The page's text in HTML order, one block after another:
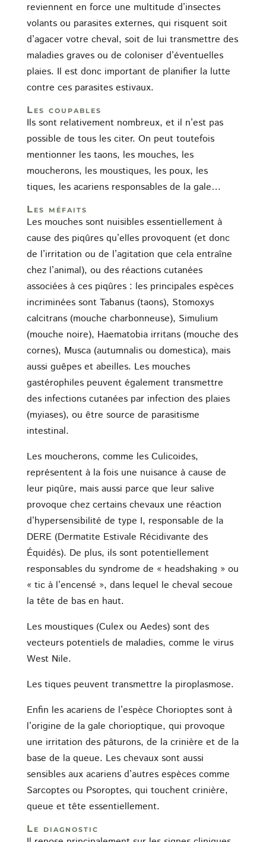
reviennent en force une multitude d’insectes
volants ou parasites externes, qui risquent soit
d’agacer votre cheval, soit de lui transmettre des
maladies graves ou de coloniser d’éventuelles
plaies. Il est donc important de planifier la lutte
contre ces parasites estivaux.
Les coupables
Ils sont relativement nombreux, et il n’est pas
possible de tous les citer. On peut toutefois
mentionner les taons, les mouches, les
moucherons, les moustiques, les poux, les
tiques, les acariens responsables de la gale…
Les méfaits
Les mouches sont nuisibles essentiellement à
cause des piqûres qu’elles provoquent (et donc
de l’irritation ou de l’agitation que cela entraîne
chez l’animal), ou des réactions cutanées
associées à ces piqûres : les principales espèces
incriminées sont Tabanus (taons), Stomoxys
calcitrans (mouche charbonneuse), Simulium
(mouche noire), Haematobia irritans (mouche des
cornes), Musca (autumnalis ou domestica), mais
aussi guêpes et abeilles. Les mouches
gastérophiles peuvent également transmettre
des infections cutanées par infection des plaies
(myiases), ou être source de parasitisme
intestinal.
Les moucherons, comme les Culicoides,
représentent à la fois une nuisance à cause de
leur piqûre, mais aussi parce que leur salive
provoque chez certains chevaux une réaction
d’hypersensibilité de type I, responsable de la
DERE (Dermatite Estivale Récidivante des
Équidés). De plus, ils sont potentiellement
responsables du syndrome de « headshaking » ou
« tic à l’encensé », dans lequel le cheval secoue
la tête de bas en haut.
Les moustiques (Culex ou Aedes) sont des
vecteurs potentiels de maladies, comme le virus
West Nile.
Les tiques peuvent transmettre la piroplasmose.
Enfin les acariens de l’espèce Chorioptes sont à
l’origine de la gale chorioptique, qui provoque
une irritation des pâturons, de la crinière et de la
base de la queue. Les chevaux sont aussi
sensibles aux acariens d’autres espèces comme
Sarcoptes ou Psoroptes, qui touchent crinière,
queue et tête essentiellement.
Le diagnostic